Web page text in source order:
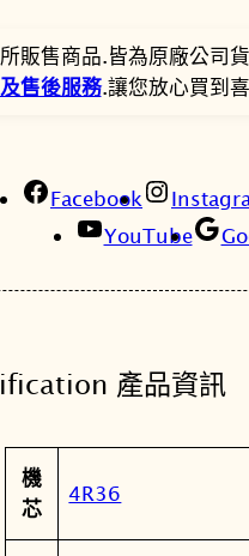
。
S
R
P
1
K
S
B
P
D
I
販售商品.皆為原廠公司
售後服務.讓您放心買到
Facebook
YouTube
產品資訊
屬
性
值
機
芯
4R36